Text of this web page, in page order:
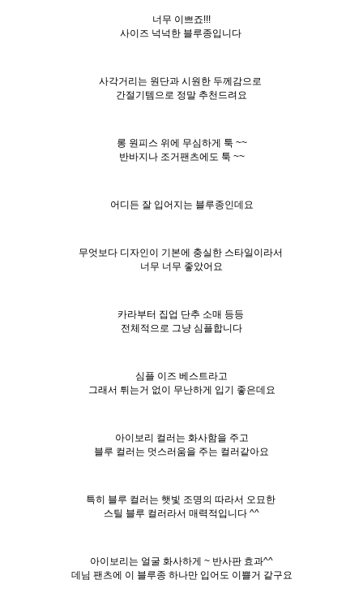
너무 이쁘죠!!!
사이즈 넉넉한 블루종입니다
사각거리는 원단과 시원한 두께감으로
간절기템으로 정말 추천드려요
롱 원피스 위에 무심하게 툭 ~~
반바지나 조거팬츠에도 툭 ~~
어디든 잘 입어지는 블루종인데요
무엇보다 디자인이 기본에 충실한 스타일이라서
너무 너무 좋았어요
카라부터 집업 단추 소매 등등
전체적으로 그냥 심플합니다
심플 이즈 베스트라고
그래서 튀는거 없이 무난하게 입기 좋은데요
아이보리 컬러는 화사함을 주고
블루 컬러는 멋스러움을 주는 컬러같아요
특히 블루 컬러는 햇빛 조명의 따라서 오묘한
스틸 블루 컬러라서 매력적입니다 ^^
아이보리는 얼굴 화사하게 ~ 반사판 효과^^
데님 팬츠에 이 블루종 하나만 입어도 이쁠거 같구요